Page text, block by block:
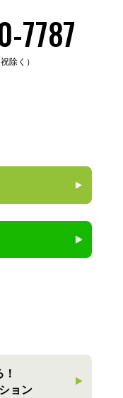
7787
除く）
ョン